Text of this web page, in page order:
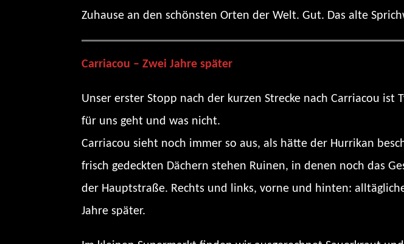
Zuhause an den schönsten Orten der Welt. Gut. Das alte
Carriacou – Zwei Jahre später
Unser erster Stopp nach der kurzen Strecke nach Carriacou ist
für uns geht und was nicht.
Carriacou sieht noch immer so aus, als hätte der Hurrikan
frisch gedeckten Dächern stehen Ruinen, in denen noch das
der Hauptstraße. Rechts und links, vorne und hinten:
Jahre später.